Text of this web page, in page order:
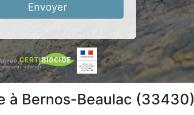
Envoyer
à Bernos-Beaulac (33430)